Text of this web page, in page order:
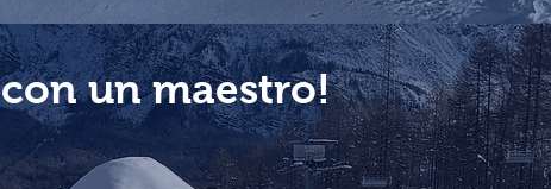
un maestro!